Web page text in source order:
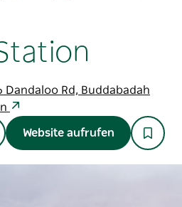
Rd, Buddabadah
Website aufrufen